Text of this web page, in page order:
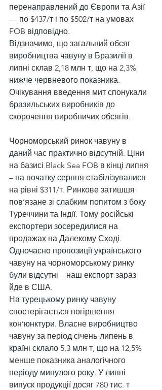
перенаправлений до Європи та Азії
— по $437/т і по $502/т на умовах
FOB відповідно.
Відзначимо, що загальний обсяг
виробництва чавуну в Бразилії в
липні склав 2,18 млн т, що на 2,3%
нижче червневого показника.
Очікування введення мит спонукали
бразильських виробників до
скорочення виробничих обсягів.
Чорноморський ринок чавуну в
даний час практично відсутній. Ціни
на базисі Black Sea FOB в кінці липня
– на початку серпня стабілізувалися
на рівні $311/т. Ринкове затишшя
пов’язане зі слабким попитом з боку
Туреччини та Індії. Тому російські
експортери зосередилися на
продажах на Далекому Сході.
Одночасно пропозиції українського
чавуну на чорноморському ринку
були відсутні – наш експорт зараз
йде в США.
На турецькому ринку чавуну
спостерігається погіршення
кон’юнктури. Власне виробництво
чавуну за період січень-липень в
країні склало 5,3 млн т, що на 12,5%
менше показника аналогічного
періоду минулого року. У липні
випуск продукції досяг 780 тис. т